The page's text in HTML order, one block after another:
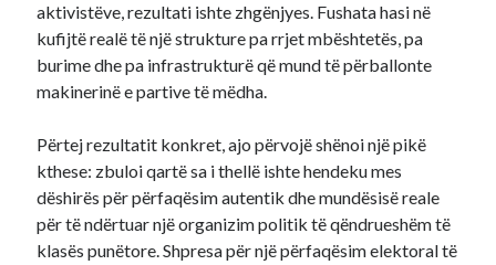
aktivistëve, rezultati ishte zhgënjyes. Fushata hasi në
kufijtë realë të një strukture pa rrjet mbështetës, pa
burime dhe pa infrastrukturë që mund të përballonte
makinerinë e partive të mëdha.
Përtej rezultatit konkret, ajo përvojë shënoi një pikë
kthese: zbuloi qartë sa i thellë ishte hendeku mes
dëshirës për përfaqësim autentik dhe mundësisë reale
për të ndërtuar një organizim politik të qëndrueshëm të
klasës punëtore. Shpresa për një përfaqësim elektoral të